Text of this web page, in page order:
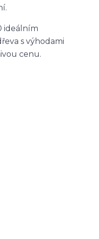
ideálním
s výhodami
cenu.